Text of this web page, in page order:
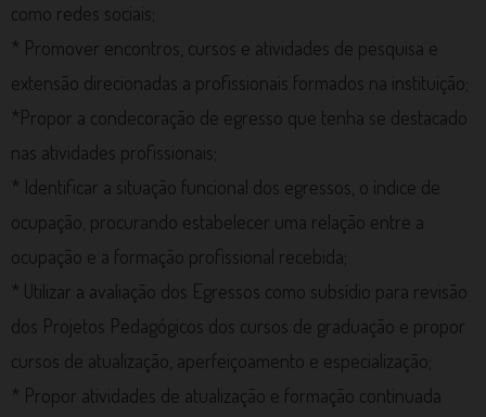
como redes sociais;
* Promover encontros, cursos e atividades de pesquisa e
extensão direcionadas a profissionais formados na instituição;
*Propor a condecoração de egresso que tenha se destacado
nas atividades profissionais;
* Identificar a situação funcional dos egressos, o índice de
ocupação, procurando estabelecer uma relação entre a
ocupação e a formação profissional recebida;
* Utilizar a avaliação dos Egressos como subsídio para revisão
dos Projetos Pedagógicos dos cursos de graduação e propor
cursos de atualização, aperfeiçoamento e especialização;
* Propor atividades de atualização e formação continuada